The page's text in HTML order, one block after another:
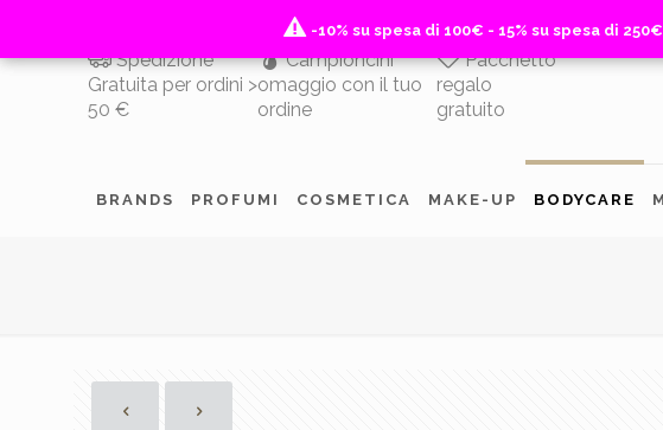
Spedizione
Gratuita per ordini >
50 €
Campioncini
omaggio con il tuo
ordine
Pacchetto
regalo
gratuito
BRANDS PROFUMI COSMETICA MAKE-UP BODYCARE
-10% su spesa di 100€ - 15% su spesa di
-10% su spesa di 100€ - 15% su spesa di